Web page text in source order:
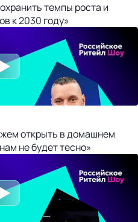
темпы роста и
к 2030 году»
открыть в домашнем
не будет тесно»